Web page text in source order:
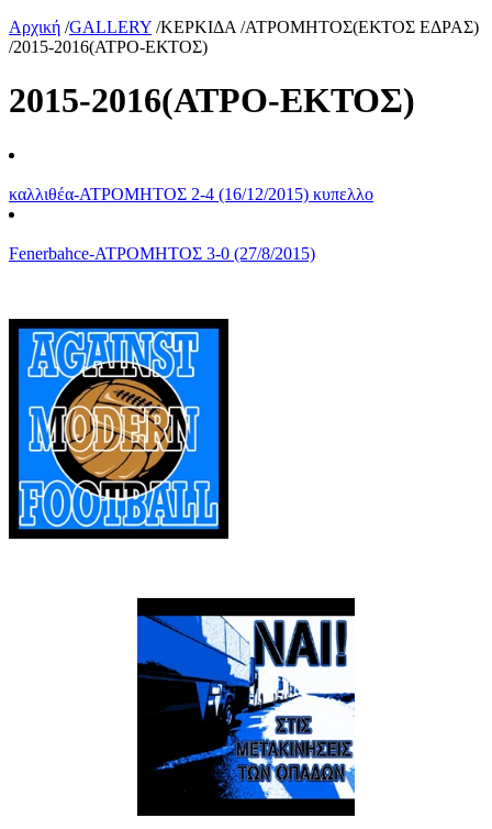
Αρχική /GALLERY /ΚΕΡΚΙΔΑ /ΑΤΡΟΜΗΤΟΣ(ΕΚΤΟΣ ΕΔΡΑΣ)
/2015-2016(ΑΤΡΟ-ΕΚΤΟΣ)
2015-2016(ΑΤΡΟ-ΕΚΤΟΣ)
καλλιθέα-ΑΤΡΟΜΗΤΟΣ 2-4 (16/12/2015) κυπελλο
Fenerbahce-ΑΤΡΟΜΗΤΟΣ 3-0 (27/8/2015)